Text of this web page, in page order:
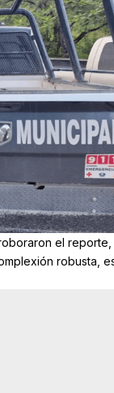
el reporte,
robusta,